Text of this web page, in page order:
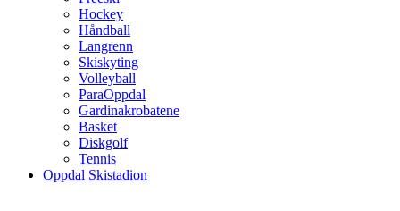
Hockey
Håndball
Langrenn
Skiskyting
Volleyball
ParaOppdal
Gardinakrobatene
Basket
Diskgolf
Tennis
Oppdal Skistadion